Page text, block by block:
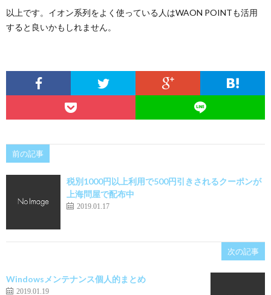
以上です。イオン系列をよく使っている人はWAON POINTも活用
すると良いかもしれません。
前の記事
税別1000円以上利用で500円引きされるクーポンが
上海問屋で配布中
2019.01.17
次の記事
Windowsメンテナンス個人的まとめ
2019.01.19